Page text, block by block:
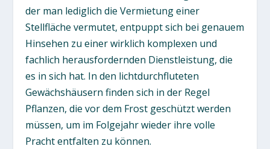
der man lediglich die Vermietung einer
Stellfläche vermutet, entpuppt sich bei genauem
Hinsehen zu einer wirklich komplexen und
fachlich herausfordernden Dienstleistung, die
es in sich hat. In den lichtdurchfluteten
Gewächshäusern finden sich in der Regel
Pflanzen, die vor dem Frost geschützt werden
müssen, um im Folgejahr wieder ihre volle
Pracht entfalten zu können.